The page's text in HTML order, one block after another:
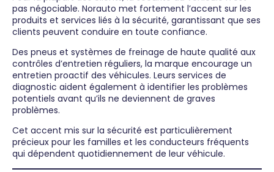
pas négociable. Norauto met fortement l’accent sur les
produits et services liés à la sécurité, garantissant que ses
clients peuvent conduire en toute confiance.
Des pneus et systèmes de freinage de haute qualité aux
contrôles d’entretien réguliers, la marque encourage un
entretien proactif des véhicules. Leurs services de
diagnostic aident également à identifier les problèmes
potentiels avant qu’ils ne deviennent de graves
problèmes.
Cet accent mis sur la sécurité est particulièrement
précieux pour les familles et les conducteurs fréquents
qui dépendent quotidiennement de leur véhicule.